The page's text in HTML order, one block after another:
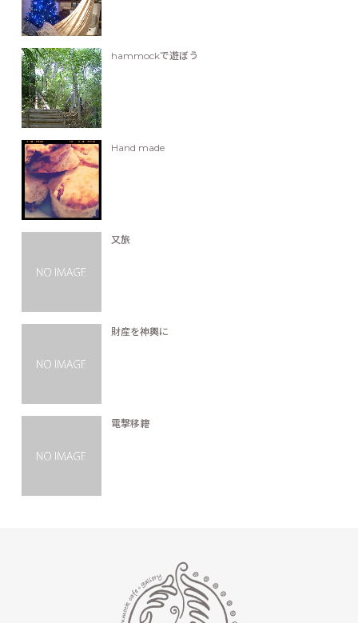
hammockで遊ぼう
Hand made
又旅
財産を神輿に
電撃移籍